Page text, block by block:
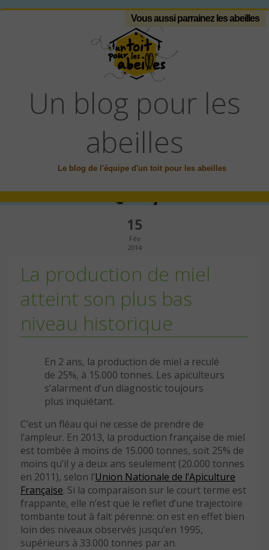
Vous aussi parrainez les abeilles
Un blog pour les
abeilles
Le blog de l'équipe d'un toit pour les abeilles
15
Fév
2014
La production de miel
atteint son plus bas
niveau historique
En 2 ans, la production de miel a reculé
de 25%, à 15.000 tonnes. Les apiculteurs
s’alarment d’un diagnostic toujours
plus inquiétant.
C’est un fléau qui ne cesse de prendre de
l’ampleur. En 2013, la production française de miel
est tombée à moins de 15.000 tonnes, soit 25% de
moins qu’il y a deux ans seulement (20.000 tonnes
en 2011), selon l’Union Nationale de l’Apiculture
Française. Si la comparaison sur le court terme est
frappante, elle n’est que le reflet d’une trajectoire
tombante tout à fait pérenne: on est en effet bien
loin des niveaux observés jusqu’en 1995,
supérieurs à 33.000 tonnes par an.